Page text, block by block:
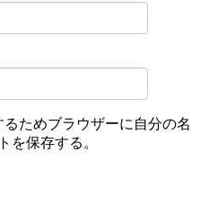
ためブラウザーに自分の名
を保存する。